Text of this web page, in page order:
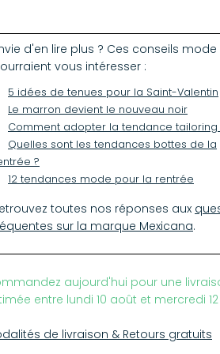
Entretien auprès d'un
tailles indiquées sont des
Veillez à consulter le
pour trouver votre
française. Les chaussures
tige très fine, si vous avez le pied
pas à surtailler.
des tailles
EUR 35.5= FR 36.7 = US 6
= FR 37 = US 6.5
EUR 37
= FR 37.5 = US 7
EUR 38
= FR 39 = US 8
EUR 39= FR 39.5 = US 8.5
d'en lire plus ? Ces conseils mode
vous intéresser :
5 idées de tenues pour la Saint-Valentin
Le marron devient le nouveau noir
Comment adopter la tendance tailoring
Quelles sont les tendances bottes de la
?
12 tendances mode pour la rentrée
toutes nos réponses aux
sur la marque Mexicana.
aujourd'hui pour une
entre lundi 10 août et mercredi
de livraison & Retours gratuits